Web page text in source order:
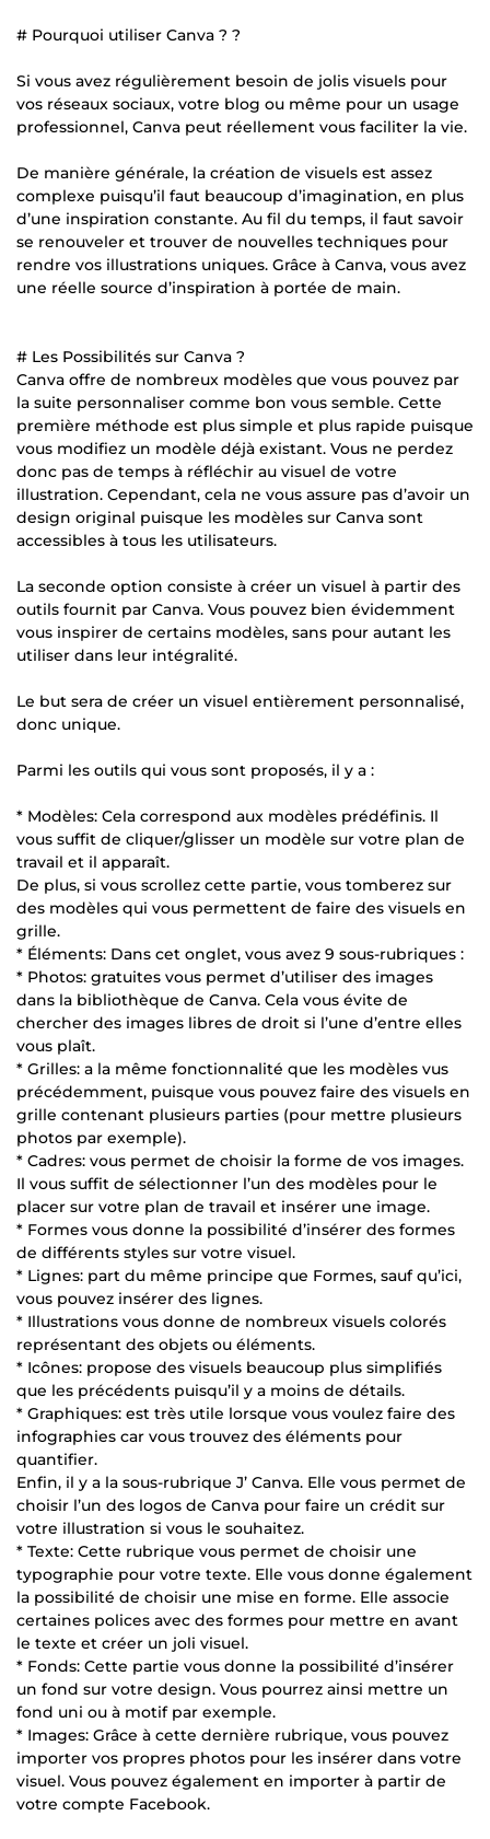
# Pourquoi utiliser Canva ? ?
Si vous avez régulièrement besoin de jolis visuels pour
vos réseaux sociaux, votre blog ou même pour un usage
professionnel, Canva peut réellement vous faciliter la vie.
De manière générale, la création de visuels est assez
complexe puisqu’il faut beaucoup d’imagination, en plus
d’une inspiration constante. Au fil du temps, il faut savoir
se renouveler et trouver de nouvelles techniques pour
rendre vos illustrations uniques. Grâce à Canva, vous avez
une réelle source d’inspiration à portée de main.
# Les Possibilités sur Canva ?
Canva offre de nombreux modèles que vous pouvez par
la suite personnaliser comme bon vous semble. Cette
première méthode est plus simple et plus rapide puisque
vous modifiez un modèle déjà existant. Vous ne perdez
donc pas de temps à réfléchir au visuel de votre
illustration. Cependant, cela ne vous assure pas d’avoir un
design original puisque les modèles sur Canva sont
accessibles à tous les utilisateurs.
La seconde option consiste à créer un visuel à partir des
outils fournit par Canva. Vous pouvez bien évidemment
vous inspirer de certains modèles, sans pour autant les
utiliser dans leur intégralité.
Le but sera de créer un visuel entièrement personnalisé,
donc unique.
Parmi les outils qui vous sont proposés, il y a :
* Modèles: Cela correspond aux modèles prédéfinis. Il
vous suffit de cliquer/glisser un modèle sur votre plan de
travail et il apparaît.
De plus, si vous scrollez cette partie, vous tomberez sur
des modèles qui vous permettent de faire des visuels en
grille.
* Éléments: Dans cet onglet, vous avez 9 sous-rubriques :
* Photos: gratuites vous permet d’utiliser des images
dans la bibliothèque de Canva. Cela vous évite de
chercher des images libres de droit si l’une d’entre elles
vous plaît.
* Grilles: a la même fonctionnalité que les modèles vus
précédemment, puisque vous pouvez faire des visuels en
grille contenant plusieurs parties (pour mettre plusieurs
photos par exemple).
* Cadres: vous permet de choisir la forme de vos images.
Il vous suffit de sélectionner l’un des modèles pour le
placer sur votre plan de travail et insérer une image.
* Formes vous donne la possibilité d’insérer des formes
de différents styles sur votre visuel.
* Lignes: part du même principe que Formes, sauf qu’ici,
vous pouvez insérer des lignes.
* Illustrations vous donne de nombreux visuels colorés
représentant des objets ou éléments.
* Icônes: propose des visuels beaucoup plus simplifiés
que les précédents puisqu’il y a moins de détails.
* Graphiques: est très utile lorsque vous voulez faire des
infographies car vous trouvez des éléments pour
quantifier.
Enfin, il y a la sous-rubrique J’ Canva. Elle vous permet de
choisir l’un des logos de Canva pour faire un crédit sur
votre illustration si vous le souhaitez.
* Texte: Cette rubrique vous permet de choisir une
typographie pour votre texte. Elle vous donne également
la possibilité de choisir une mise en forme. Elle associe
certaines polices avec des formes pour mettre en avant
le texte et créer un joli visuel.
* Fonds: Cette partie vous donne la possibilité d’insérer
un fond sur votre design. Vous pourrez ainsi mettre un
fond uni ou à motif par exemple.
* Images: Grâce à cette dernière rubrique, vous pouvez
importer vos propres photos pour les insérer dans votre
visuel. Vous pouvez également en importer à partir de
votre compte Facebook.